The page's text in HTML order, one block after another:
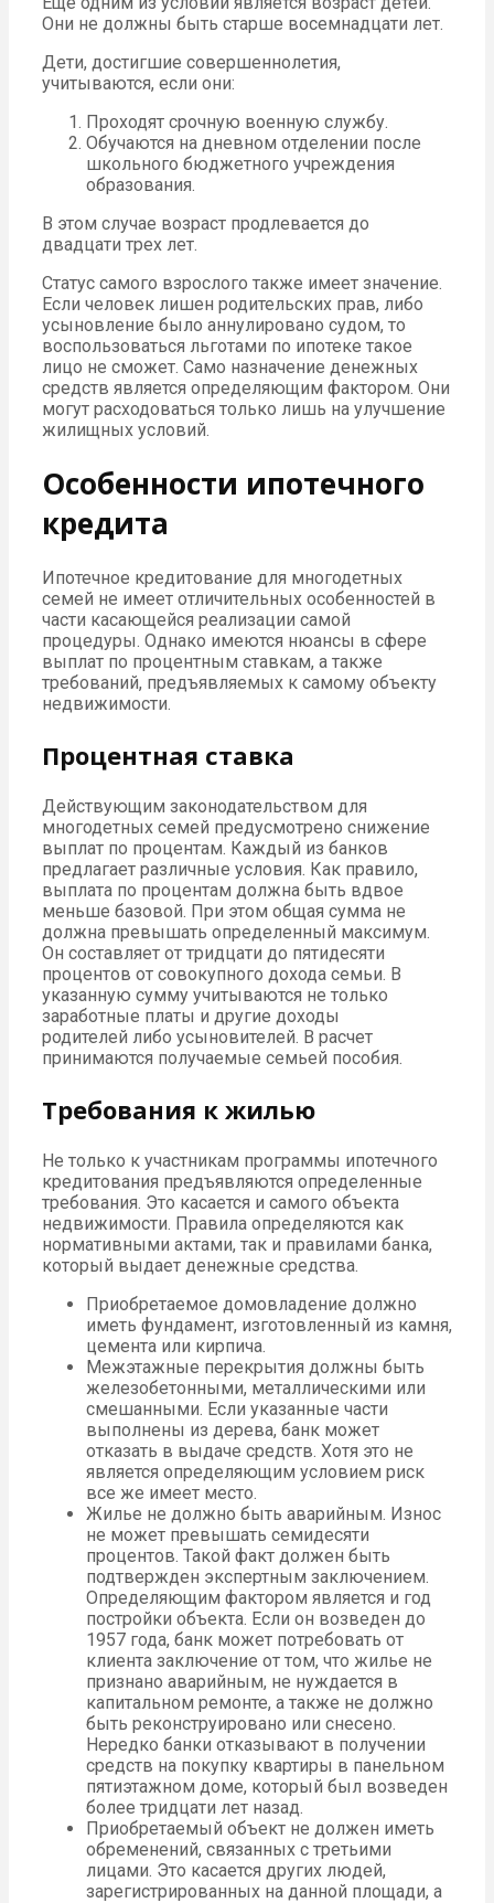
Они не должны быть старше восемнадцати лет.
Дети, достигшие совершеннолетия,
учитываются, если они:
Проходят срочную военную службу.
Обучаются на дневном отделении после
школьного бюджетного учреждения
образования.
В этом случае возраст продлевается до
двадцати трех лет.
Статус самого взрослого также имеет значение.
Если человек лишен родительских прав, либо
усыновление было аннулировано судом, то
воспользоваться льготами по ипотеке такое
лицо не сможет. Само назначение денежных
средств является определяющим фактором. Они
могут расходоваться только лишь на улучшение
жилищных условий.
Особенности ипотечного
кредита
Ипотечное кредитование для многодетных
семей не имеет отличительных особенностей в
части касающейся реализации самой
процедуры. Однако имеются нюансы в сфере
выплат по процентным ставкам, а также
требований, предъявляемых к самому объекту
недвижимости.
Процентная ставка
Действующим законодательством для
многодетных семей предусмотрено снижение
выплат по процентам. Каждый из банков
предлагает различные условия. Как правило,
выплата по процентам должна быть вдвое
меньше базовой. При этом общая сумма не
должна превышать определенный максимум.
Он составляет от тридцати до пятидесяти
процентов от совокупного дохода семьи. В
указанную сумму учитываются не только
заработные платы и другие доходы
родителей либо усыновителей. В расчет
принимаются получаемые семьей пособия.
Требования к жилью
Не только к участникам программы ипотечного
кредитования предъявляются определенные
требования. Это касается и самого объекта
недвижимости. Правила определяются как
нормативными актами, так и правилами банка,
который выдает денежные средства.
Приобретаемое домовладение должно
иметь фундамент, изготовленный из камня,
цемента или кирпича.
Межэтажные перекрытия должны быть
железобетонными, металлическими или
смешанными. Если указанные части
выполнены из дерева, банк может
отказать в выдаче средств. Хотя это не
является определяющим условием риск
все же имеет место.
Жилье не должно быть аварийным. Износ
не может превышать семидесяти
процентов. Такой факт должен быть
подтвержден экспертным заключением.
Определяющим фактором является и год
постройки объекта. Если он возведен до
1957 года, банк может потребовать от
клиента заключение от том, что жилье не
признано аварийным, не нуждается в
капитальном ремонте, а также не должно
быть реконструировано или снесено.
Нередко банки отказывают в получении
средств на покупку квартиры в панельном
пятиэтажном доме, который был возведен
более тридцати лет назад.
Приобретаемый объект не должен иметь
обременений, связанных с третьими
лицами. Это касается других людей,
зарегистрированных на данной площади, а